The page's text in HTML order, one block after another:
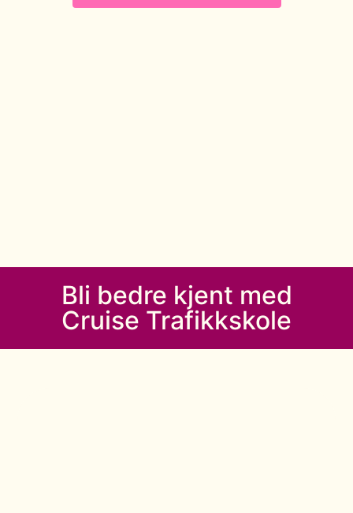
Bli bedre kjent med
Cruise Trafikkskole